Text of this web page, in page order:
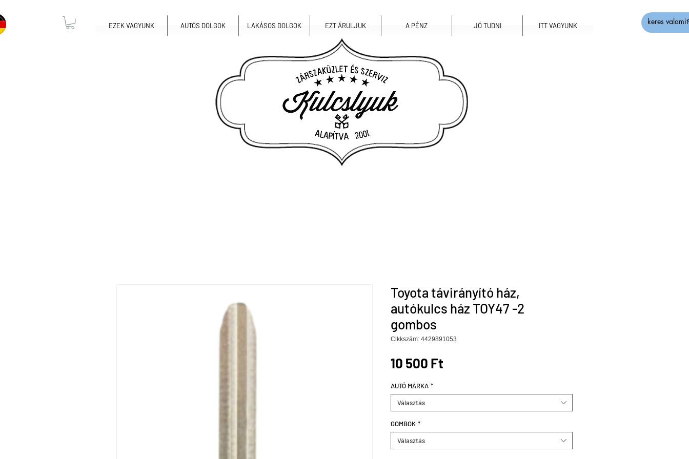
EZEK VAGYUNK AUTÓS DOLGOK LAKÁSOS DOLGOK EZT ÁRULJUK A PÉNZ JÓ TUDNI ITT VAGYUNK
Toyota távirányító ház,
autókulcs ház TOY47 -2
gombos
Cikkszám: 4429891053
10 500 Ft
AUTÓ MÁRKA *
Választás
GOMBOK *
Választás